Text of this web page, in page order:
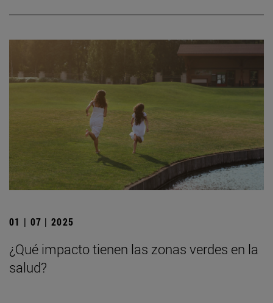
01 | 07 | 2025
¿Qué impacto tienen las zonas verdes en la
salud?